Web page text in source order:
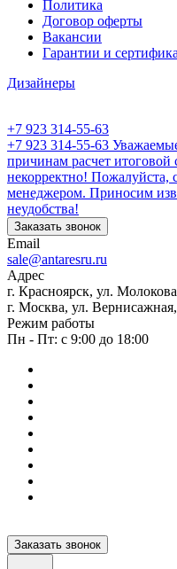
Политика
Договор оферты
Вакансии
Гарантии и
Дизайнеры
+7 923 314-55-63
+7 923 314-55-63
причинам расчет итоговой
некорректно! Пожалуйста,
менеджером. Приносим
неудобства!
Заказать звонок
Email
sale@antaresru.ru
Адрес
г. Красноярск, ул.
г. Москва, ул.
Режим работы
Пн - Пт: с 9:00 до 18:00
Заказать звонок